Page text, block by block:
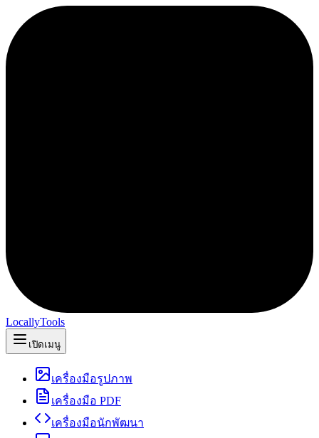
LocallyTools
เปิดเมนู
เครื่องมือรูปภาพ
เครื่องมือ PDF
เครื่องมือนักพัฒนา